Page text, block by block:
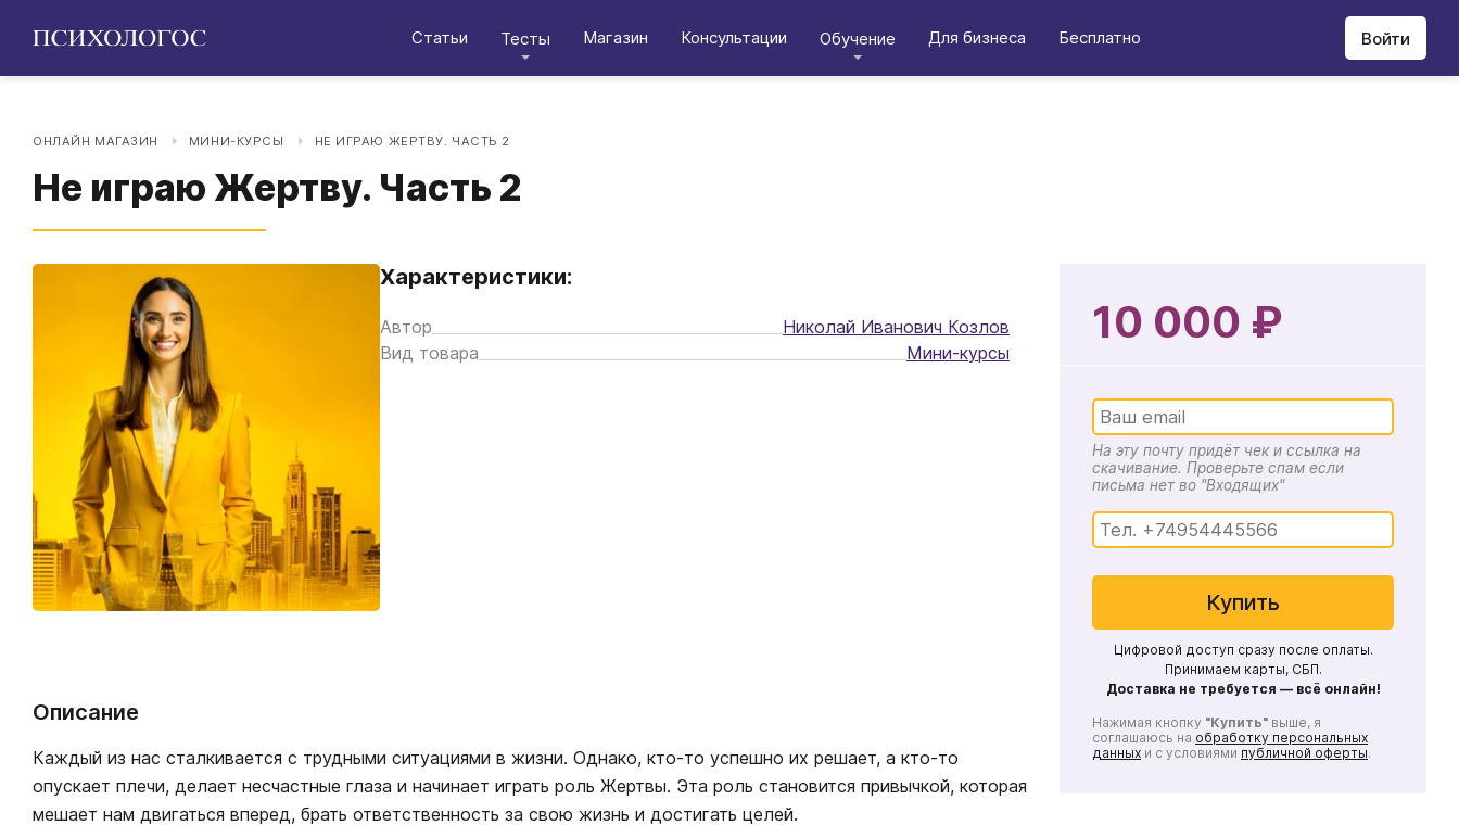
Статьи Тесты Магазин Консультации Обучение Для бизнеса Бесплатно Войти
ОНЛАЙН МАГАЗИН МИНИ-КУРСЫ НЕ ИГРАЮ ЖЕРТВУ. ЧАСТЬ 2
Не играю Жертву. Часть 2
Характеристики:
Автор
Николай Иванович Козлов
Вид товара
Мини-курсы
Описание
Каждый из нас сталкивается с трудными ситуациями в жизни. Однако, кто-то успешно их решает, а кто-то
опускает плечи, делает несчастные глаза и начинает играть роль Жертвы. Эта роль становится привычкой, которая
мешает нам двигаться вперед, брать ответственность за свою жизнь и достигать целей.
10 000 ₽
На эту почту придёт чек и ссылка на
скачивание. Проверьте спам если
письма нет во "Входящих"
Купить
Цифровой доступ сразу после оплаты.
Принимаем карты, СБП.
Доставка не требуется — всё онлайн!
Нажимая кнопку "Купить" выше, я
соглашаюсь на обработку персональных
данных и с условиями публичной оферты.